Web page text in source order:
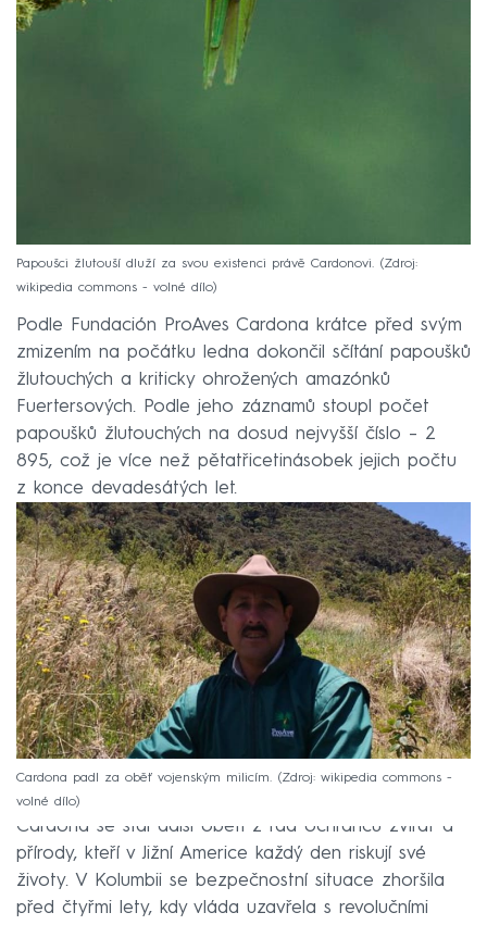
Papoušci žlutouší dluží za svou existenci právě Cardonovi.
Zdroj:
wikipedia commons - volné dílo
Podle Fundación ProAves Cardona krátce před svým
zmizením na počátku ledna dokončil sčítání papoušků
žlutouchých a kriticky ohrožených amazónků
Fuertersových. Podle jeho záznamů stoupl počet
papoušků žlutouchých na dosud nejvyšší číslo –⁠ 2
895, což je více než pětatřicetinásobek jejich počtu
z konce devadesátých let.
Cardona padl za oběť vojenským milicím.
Zdroj: wikipedia commons -
volné dílo
Cardona se stal další obětí z řad ochránců zvířat a
přírody, kteří v Jižní Americe každý den riskují své
životy. V Kolumbii se bezpečnostní situace zhoršila
před čtyřmi lety, kdy vláda uzavřela s revolučními